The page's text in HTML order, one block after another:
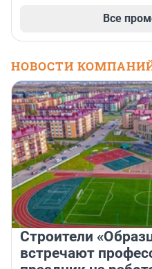
Все
НОВОСТИ
Строители
встречают